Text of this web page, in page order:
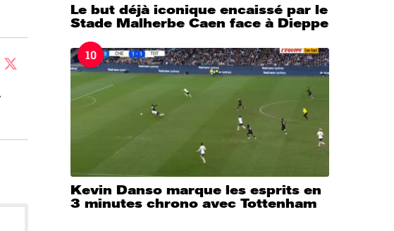
Le but déjà iconique encaissé par le
Stade Malherbe Caen face à Dieppe
10
Kevin Danso marque les esprits en
3 minutes chrono avec Tottenham